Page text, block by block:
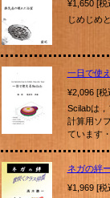
¥1,650 [
じめじめ
一日で使
¥2,096 [
Scilabは
計算用ソ
ています
ネガの絆
¥1,969 [